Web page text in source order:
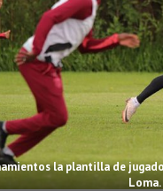
la plantilla de